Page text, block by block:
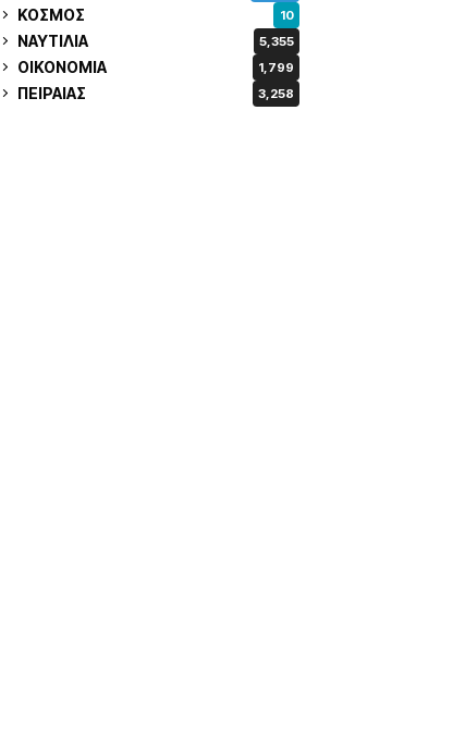
ΚΟΣΜΟΣ 10
ΝΑΥΤΙΛΙΑ 5,355
ΟΙΚΟΝΟΜΙΑ 1,799
ΠΕΙΡΑΙΑΣ 3,258